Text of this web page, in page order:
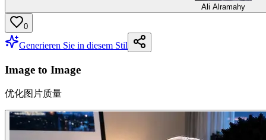
Ali Alramahy
0
Generieren Sie in diesem Stil
Image to Image
优化图片质量